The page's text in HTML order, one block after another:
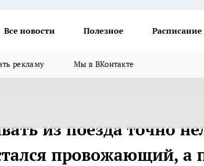
Все новости Полезное Расписание
рекламу Мы в ВКонтакте
из поезда точно
провожающий, а